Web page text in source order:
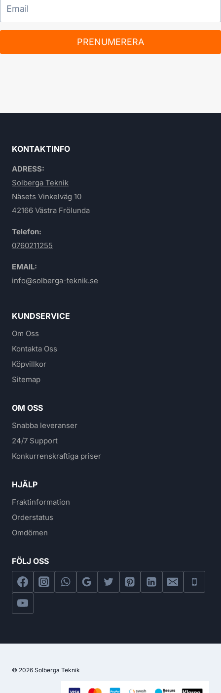
PRENUMERERA
KONTAKTINFO
ADRESS:
Solberga Teknik
Näsets Vinkelväg 10
42166 Västra Frölunda
Telefon:
0760211255
EMAIL:
info@solberga-teknik.se
KUNDSERVICE
Om Oss
Kontakta Oss
Köpvillkor
Sitemap
OM OSS
Snabba leveranser
24/7 Support
Konkurrenskraftiga priser
HJÄLP
Fraktinformation
Orderstatus
Omdömen
FÖLJ OSS
© 2026 Solberga Teknik